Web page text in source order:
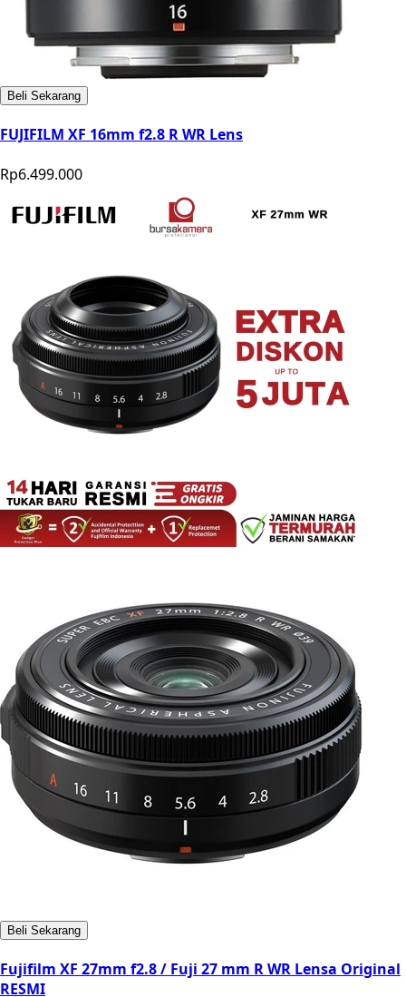
Beli Sekarang
FUJIFILM XF 16mm f2.8 R WR Lens
Rp6.499.000
Beli Sekarang
Fujifilm XF 27mm f2.8 / Fuji 27 mm R WR Lensa Original
RESMI